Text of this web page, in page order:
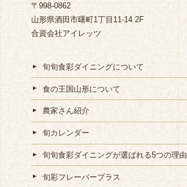
〒998-0862
山形県酒田市曙町1丁目11-14 2F
合資会社アイレッツ
旬旬食彩ダイニングについて
食の王国山形について
農家さん紹介
旬カレンダー
旬旬食彩ダイニングが選ばれる5つの理由
旬彩フレーバープラス